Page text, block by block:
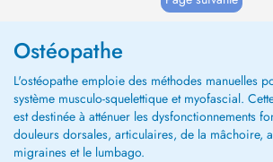
reconnue en 5ans, j'exerce depuis p...
Ostéopathe
L'ostéopathe emploie des méthodes manuelles
système musculo-squelettique et myofascial.
est destinée à atténuer les dysfonctionnements
douleurs dorsales, articulaires, de la mâchoire,
migraines et le lumbago.